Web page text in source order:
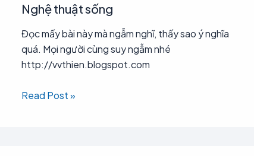
Nghệ thuật sống
Đọc mấy bài này mà ngẫm nghĩ, thấy sao ý nghĩa
quá. Mọi người cùng suy ngẫm nhé
http://vvthien.blogspot.com
Read Post »